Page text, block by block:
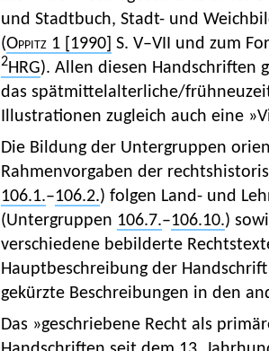
und Stadtbuch, Stadt- und
(Oppitz1 [1990] S. V–VII und zum
2HRG). Allen diesen Handschriften
das spätmittelalterliche/
Illustrationen zugleich auch eine
Die Bildung der Untergruppen
Rahmenvorgaben der
106.1.–106.2.) folgen Land- und
(Untergruppen 106.7.–106.10.)
verschiedene bebilderte
Hauptbeschreibung der
gekürzte Beschreibungen in den
Das »geschriebene Recht als